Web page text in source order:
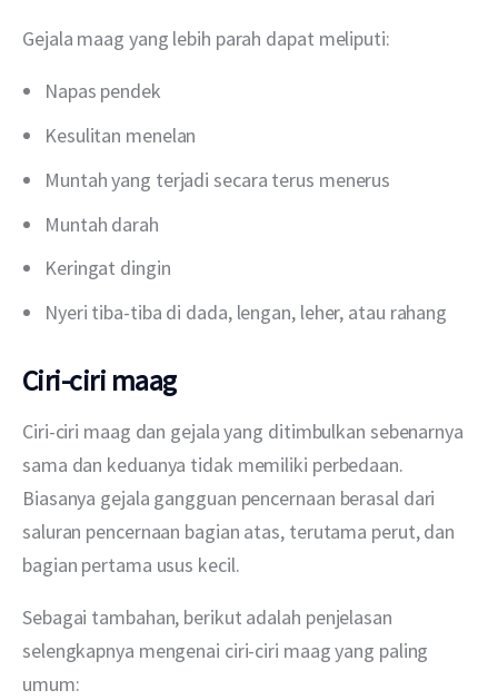
Gejala maag yang lebih parah dapat meliputi:
Napas pendek
Kesulitan menelan
Muntah yang terjadi secara terus menerus
Muntah darah
Keringat dingin
Nyeri tiba-tiba di dada, lengan, leher, atau rahang
Ciri-ciri maag
Ciri-ciri maag dan gejala yang ditimbulkan sebenarnya
sama dan keduanya tidak memiliki perbedaan.
Biasanya gejala gangguan pencernaan berasal dari
saluran pencernaan bagian atas, terutama perut, dan
bagian pertama usus kecil.
Sebagai tambahan, berikut adalah penjelasan
selengkapnya mengenai ciri-ciri maag yang paling
umum: